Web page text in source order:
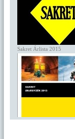
Sakret Árlista 2015